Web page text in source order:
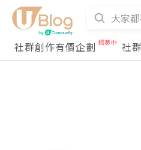
社群創作有價企劃
社